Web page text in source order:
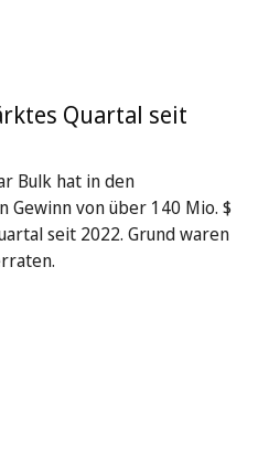
Quartal seit
Bulk hat in den
Gewinn von über 140 Mio. $
seit 2022. Grund waren